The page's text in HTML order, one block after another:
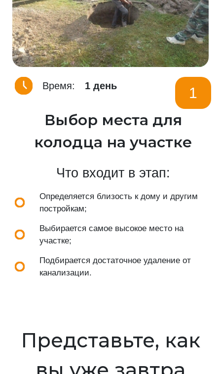
Время: 1 день 1
Выбор места для
колодца на участке
Что входит в этап:
Определяется близость к дому и другим
постройкам;
Выбирается самое высокое место на
участке;
Подбирается достаточное удаление от
канализации.
Представьте, как